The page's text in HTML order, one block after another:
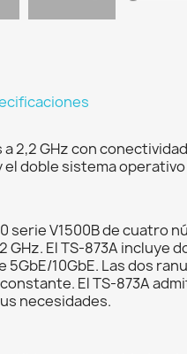
2,2 GHz con
el doble sistema
serie V1500B de cuatro
El TS-873A incluye
10GbE. Las dos
El TS-873A
necesidades.